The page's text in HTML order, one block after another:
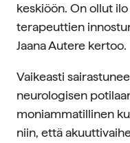
keskiöön. On ollut
terapeuttien
Jaana Autere kertoo.
Vaikeasti
neurologisen
moniammatillinen
niin, että